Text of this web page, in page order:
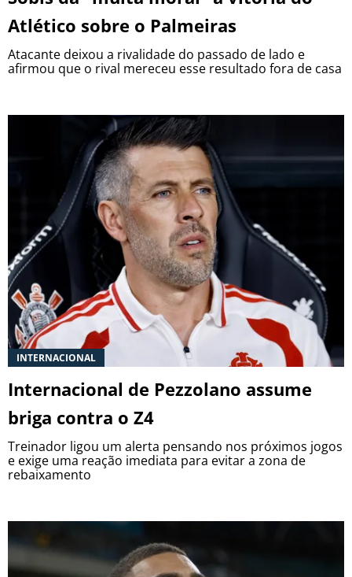
Atlético sobre o Palmeiras
Atacante deixou a rivalidade do passado de lado e
afirmou que o rival mereceu esse resultado fora de casa
INTERNACIONAL
Internacional de Pezzolano assume
briga contra o Z4
Treinador ligou um alerta pensando nos próximos jogos
e exige uma reação imediata para evitar a zona de
rebaixamento